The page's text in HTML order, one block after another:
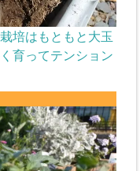
培はもともと大玉
育ってテンション